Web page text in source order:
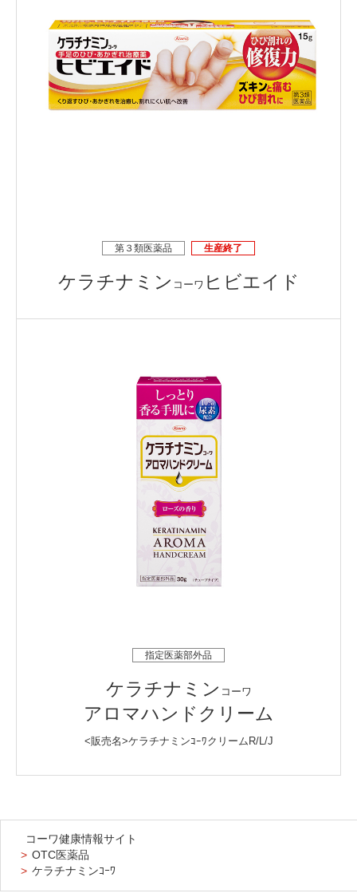
第３類医薬品 生産終了
ケラチナミン コーワ ヒビエイド
指定医薬部外品
ケラチナミン コーワ
アロマハンドクリーム
<販売名>ケラチナミンｺｰﾜクリームR/L/J
コーワ健康情報サイト
OTC医薬品
ケラチナミンｺｰﾜ